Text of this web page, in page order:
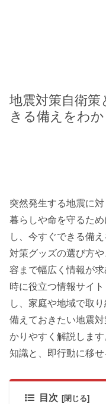
地震対策自衛
きる備えをわ
突然発生する地震に
暮らしや命を守るた
し、今すぐできる備
対策グッズの選び方
容まで幅広く情報が
時に役立つ情報サイ
し、家庭や地域で取
備えておきたい地震
かりやすく解説しま
知識と、即行動に移せ
目次